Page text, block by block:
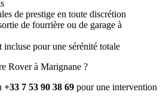
de prestige en toute discrétion
de fourrière ou de garage à
incluse pour une sérénité totale
Rover à Marignane ?
+33 7 53 90 38 69 pour une intervention